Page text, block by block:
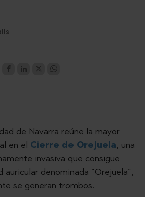
de Navarra reúne la mayor
en el Cierre de Orejuela, una
invasiva que consigue
auricular denominada “Orejuela”,
se generan trombos.